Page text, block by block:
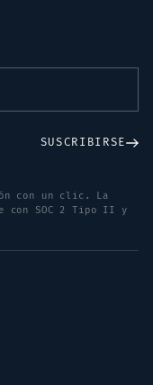
SUSCRIBIRSE
con un clic. La
con SOC 2 Tipo II y